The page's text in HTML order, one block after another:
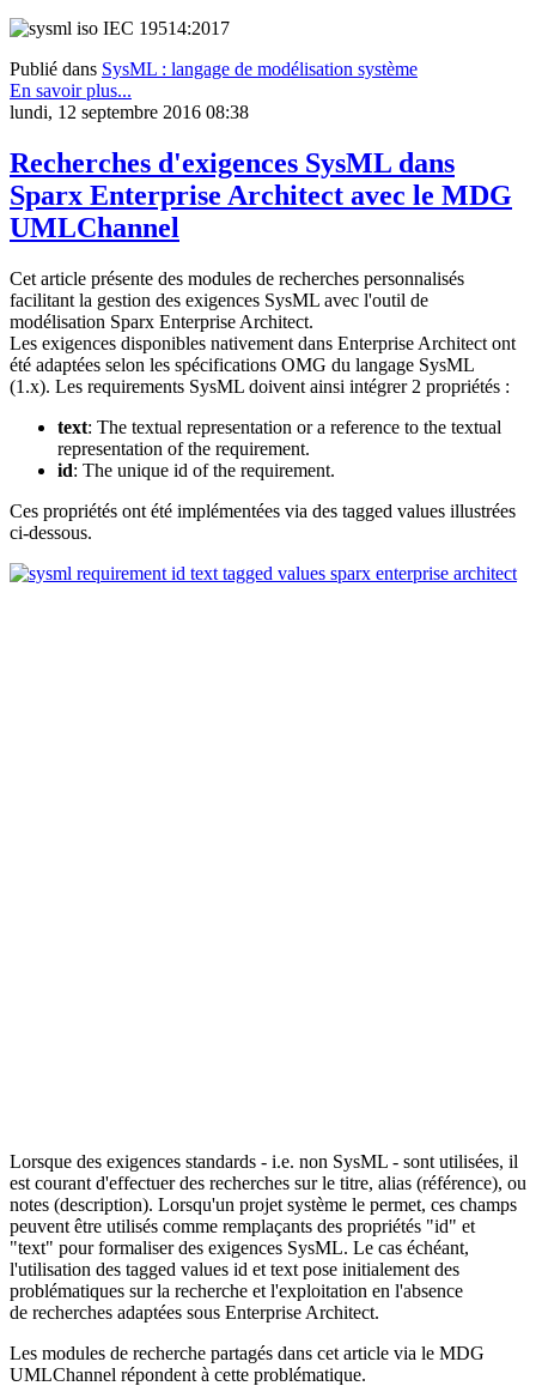
Publié dans SysML : langage de modélisation système
En savoir plus...
lundi, 12 septembre 2016 08:38
Recherches d'exigences SysML dans
Sparx Enterprise Architect avec le MDG
UMLChannel
Cet article présente des modules de recherches personnalisés
facilitant la gestion des exigences SysML avec l'outil de
modélisation Sparx Enterprise Architect.
Les exigences disponibles nativement dans Enterprise Architect ont
été adaptées selon les spécifications OMG du langage SysML
(1.x). Les requirements SysML doivent ainsi intégrer 2 propriétés :
text: The textual representation or a reference to the textual
representation of the requirement.
id: The unique id of the requirement.
Ces propriétés ont été implémentées via des tagged values illustrées
ci-dessous.
Lorsque des exigences standards - i.e. non SysML - sont utilisées, il
est courant d'effectuer des recherches sur le titre, alias (référence), ou
notes (description). Lorsqu'un projet système le permet, ces champs
peuvent être utilisés comme remplaçants des propriétés "id" et
"text" pour formaliser des exigences SysML. Le cas échéant,
l'utilisation des tagged values id et text pose initialement des
problématiques sur la recherche et l'exploitation en l'absence
de recherches adaptées sous Enterprise Architect.
Les modules de recherche partagés dans cet article via le MDG
UMLChannel répondent à cette problématique.